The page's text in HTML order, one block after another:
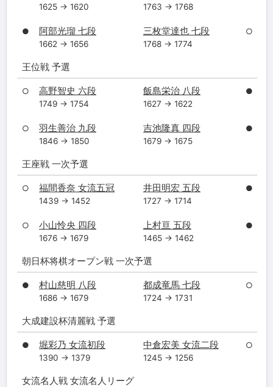
1625 → 1620 1763 → 1768
● 阿部光瑠 七段
1662 → 1656
三枚堂達也 七段
1768 → 1774
○
王位戦 予選
○ 高野智史 六段
1749 → 1754
飯島栄治 八段
1627 → 1622
●
○ 羽生善治 九段
1846 → 1850
吉池隆真 四段
1679 → 1675
●
王座戦 一次予選
○ 福間香奈 女流五冠
1439 → 1452
井田明宏 五段
1727 → 1714
●
○ 小山怜央 四段
1676 → 1679
上村亘 五段
1465 → 1462
●
朝日杯将棋オープン戦 一次予選
● 村山慈明 八段
1686 → 1679
都成竜馬 七段
1724 → 1731
○
大成建設杯清麗戦 予選
● 堀彩乃 女流初段
1390 → 1379
中倉宏美 女流二段
1245 → 1256
○
女流名人戦 女流名人リーグ